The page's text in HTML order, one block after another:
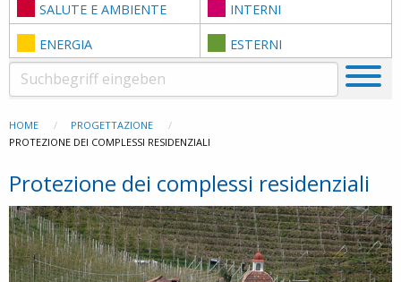
SALUTE E AMBIENTE INTERNI
ENERGIA ESTERNI
HOME
PROGETTAZIONE
PROTEZIONE DEI COMPLESSI RESIDENZIALI
Protezione dei complessi residenziali